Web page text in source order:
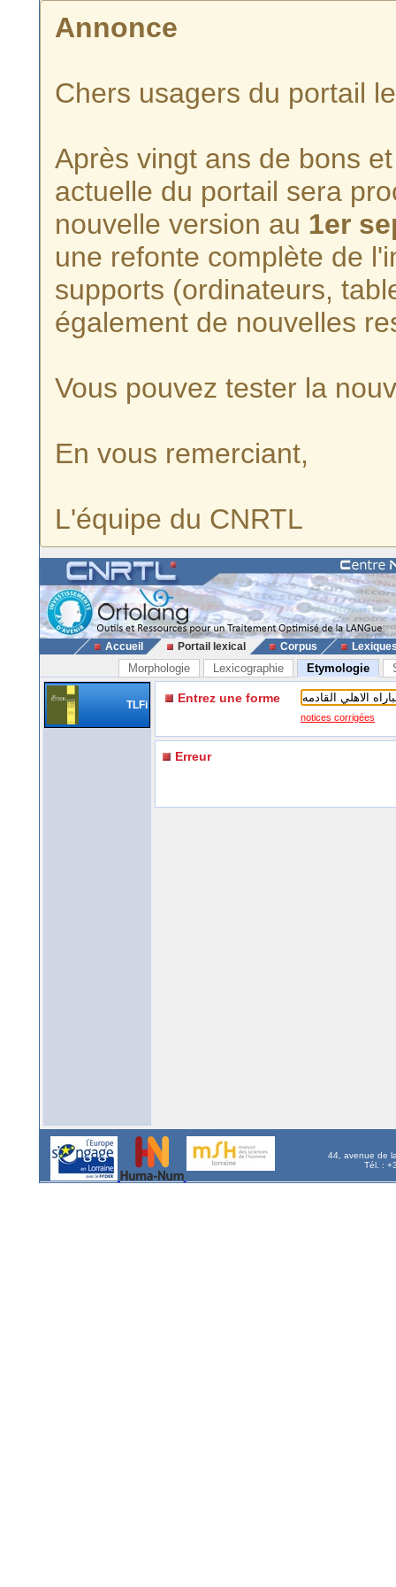
Annonce
Chers usagers du portail
Après vingt ans de bons
actuelle du portail sera
nouvelle version au 1er
une refonte complète de
supports (ordinateurs,
également de nouvelles
Vous pouvez tester la
En vous remerciant,
L'équipe du CNRTL
Accueil Portail lexical Corpus
Morphologie Lexicographie Etymologie
TLFi Entrez une forme
notices corrigées
Erreur
44, avenue de
Tél. :